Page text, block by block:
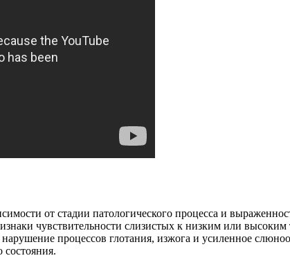
от стадии патологического процесса и
чувствительности слизистых к низким или
процессов глотания, изжога и усиленное